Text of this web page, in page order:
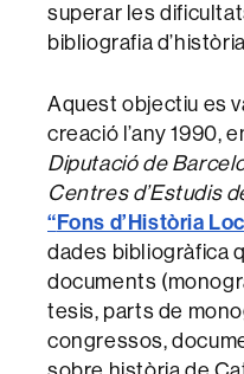
superar les
bibliografia
Aquest objectiu es
creació l’any 1990,
Diputació de
Centres d’Estudis
“Fons d’Història
dades bibliogràfica
documents
tesis, parts de
congressos,